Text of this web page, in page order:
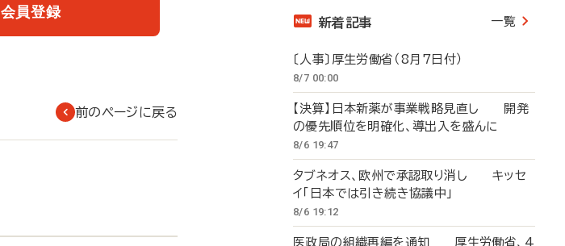
会員登録
前のページに戻る
新着記事 一覧
〔人事〕厚生労働省（8月7日付）
8/7 00:00
【決算】日本新薬が事業戦略見直し 開発
の優先順位を明確化、導出入を盛んに
8/6 19:47
タブネオス、欧州で承認取り消し キッセ
イ「日本では引き続き協議中」
8/6 19:12
医政局の組織再編を通知 厚生労働省、4